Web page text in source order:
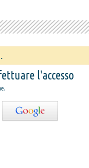
l'accesso